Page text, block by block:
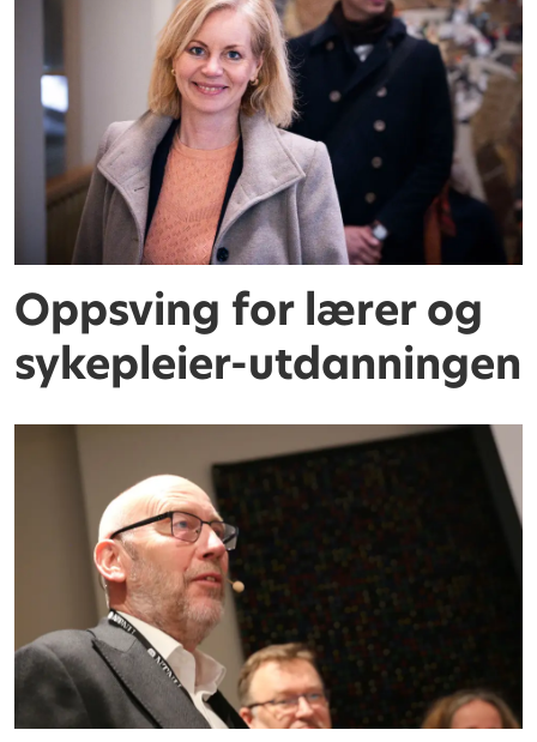
Oppsving for lærer og
sykepleier-utdanningen